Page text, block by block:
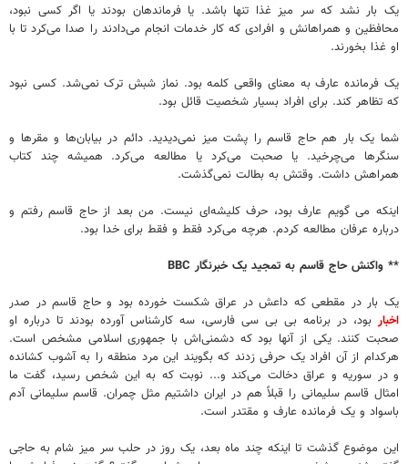
یک بار نشد که سر میز غذا تنها باشد. یا فرماندهان بودند یا اگر کسی نبود،
محافظین و همراهانش و افرادی که کار خدمات انجام می‌دادند را صدا می‌کرد تا با
او غذا بخورند.
یک فرمانده عارف به معنای واقعی کلمه بود. نماز شبش ترک نمی‌شد. کسی نبود
که تظاهر کند. برای افراد بسیار شخصیت قائل بود.
شما یک بار هم حاج قاسم را پشت میز نمی‌دیدید. دائم در بیابان‌ها و مقرها و
سنگرها می‌چرخید. یا صحبت می‌کرد یا مطالعه می‌کرد. همیشه چند کتاب
همراهش داشت. وقتش به بطالت نمی‌گذشت.
اینکه می گویم عارف بود، حرف کلیشه‌ای نیست. من بعد از حاج قاسم رفتم و
درباره عرفان مطالعه کردم. هرچه می‌کرد فقط و فقط برای خدا بود.
** واکنش حاج قاسم به تمجید یک خبرنگار BBC
یک بار در مقطعی که داعش در عراق شکست خورده بود و حاج قاسم در صدر
اخبار بود، در برنامه بی بی سی فارسی، سه کارشناس آورده بودند تا درباره او
صحبت کنند. یکی از آنها بود که دشمنی‌اش با جمهوری اسلامی مشخص است.
هرکدام از آن افراد یک حرفی زدند که بگویند این مرد منطقه را به آشوب کشانده
و در سوریه و عراق دخالت می‌کند و... نوبت که به این شخص رسید، گفت ما
امثال قاسم سلیمانی را قبلاً هم در ایران داشتیم مثل چمران. قاسم سلیمانی آدم
باسواد و یک فرمانده عارف و مقتدر است.
این موضوع گذشت تا اینکه چند ماه بعد، یک روز در حلب سر میز شام به حاجی